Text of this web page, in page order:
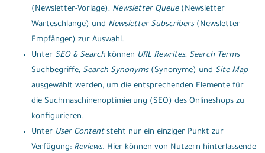
(Newsletter-Vorlage), Newsletter Queue(Newsletter
Warteschlange) und Newsletter Subscribers(Newsletter-
Empfänger) zur Auswahl.
Unter SEO & Searchkönnen URL Rewrites, Search Terms
Suchbegriffe, Search Synonyms(Synonyme) und Site Map
ausgewählt werden, um die entsprechenden Elemente für
die Suchmaschinenoptimierung (SEO) des Onlineshops zu
konfigurieren.
Unter User Contentsteht nur ein einziger Punkt zur
Verfügung: Reviews. Hier können von Nutzern hinterlassende